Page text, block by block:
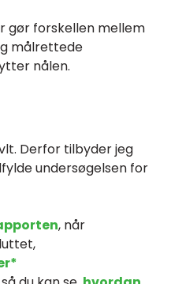
gør forskellen mellem
målrettede
nålen.
Derfor tilbyder jeg
undersøgelsen for
, når